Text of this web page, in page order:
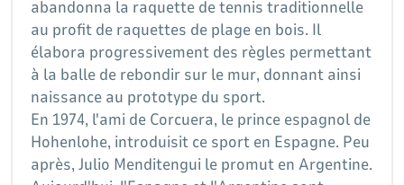
abandonna la raquette de tennis traditionnelle
au profit de raquettes de plage en bois. Il
élabora progressivement des règles permettant
à la balle de rebondir sur le mur, donnant ainsi
naissance au prototype du sport.
En 1974, l'ami de Corcuera, le prince espagnol de
Hohenlohe, introduisit ce sport en Espagne. Peu
après, Julio Menditengui le promut en Argentine.